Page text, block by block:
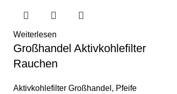
Weiterlesen
Großhandel Aktivkohlefilter
Rauchen
Aktivkohlefilter Großhandel , Pfeife